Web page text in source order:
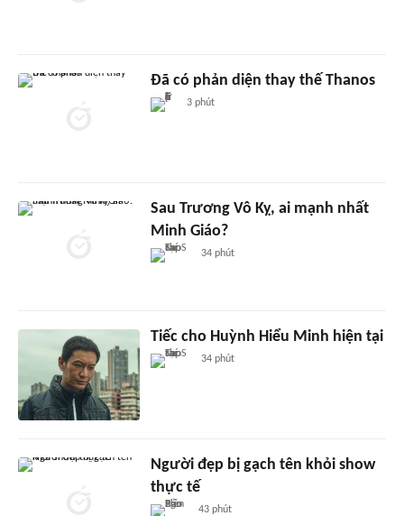
Đã có phản diện thay thế Thanos
3 phút
Sau Trương Vô Kỵ, ai mạnh nhất
Minh Giáo?
34 phút
Tiếc cho Huỳnh Hiểu Minh hiện tại
34 phút
Người đẹp bị gạch tên khỏi show
thực tế
43 phút